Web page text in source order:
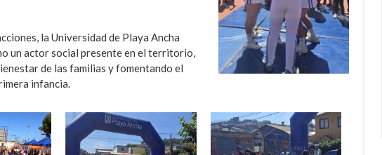
la Universidad de Playa Ancha
un actor social presente en el territorio,
de las familias y fomentando el
infancia.